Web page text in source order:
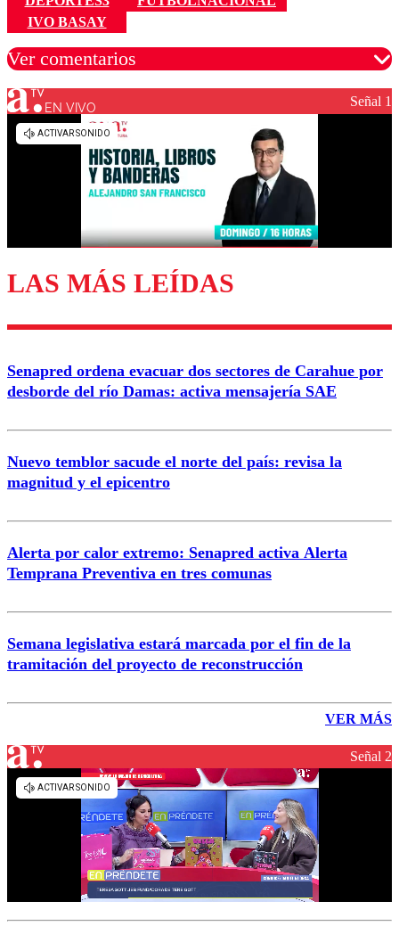
IVO BASAY
Ver comentarios
Los comentarios son moderados para garantizar un
diálogo respetuoso.
Enviar comentario
EN VIVO Señal 1
LAS MÁS LEÍDAS
Senapred ordena evacuar dos sectores de Carahue por
desborde del río Damas: activa mensajería SAE
Nuevo temblor sacude el norte del país: revisa la
magnitud y el epicentro
Alerta por calor extremo: Senapred activa Alerta
Temprana Preventiva en tres comunas
Semana legislativa estará marcada por el fin de la
tramitación del proyecto de reconstrucción
VER MÁS
Señal 2